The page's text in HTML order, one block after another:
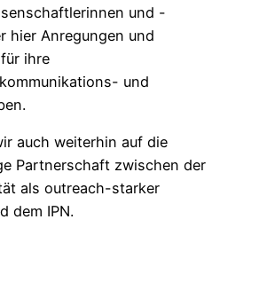
und -
hier Anregungen und
ihre
und
auch weiterhin auf die
Partnerschaft zwischen der
als outreach-starker
dem IPN.